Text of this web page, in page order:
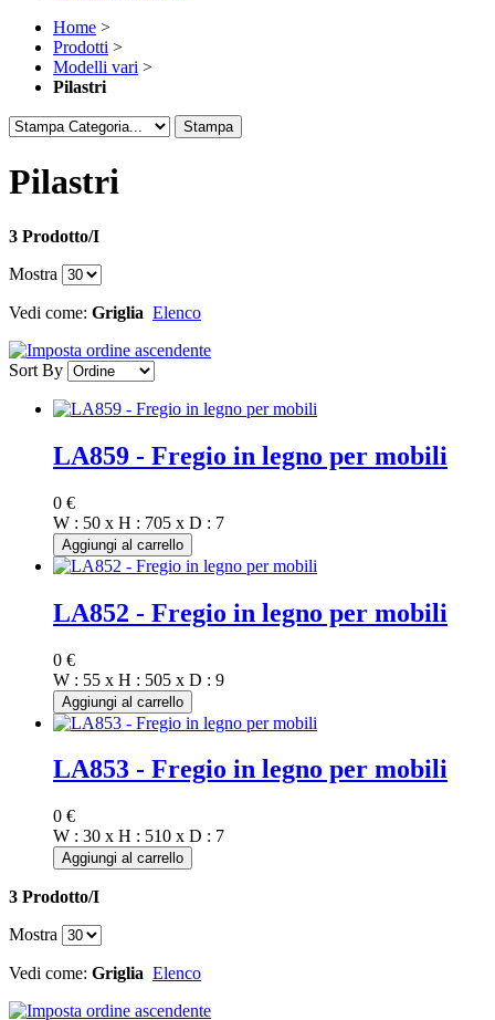
Home >
Prodotti >
Modelli vari >
Pilastri
Stampa
Pilastri
3 Prodotto/I
Mostra
Vedi come: Griglia Elenco
Sort By
LA859 - Fregio in legno per mobili
0 €
W : 50 x H : 705 x D : 7
Aggiungi al carrello
LA852 - Fregio in legno per mobili
0 €
W : 55 x H : 505 x D : 9
Aggiungi al carrello
LA853 - Fregio in legno per mobili
0 €
W : 30 x H : 510 x D : 7
Aggiungi al carrello
3 Prodotto/I
Mostra
Vedi come: Griglia Elenco